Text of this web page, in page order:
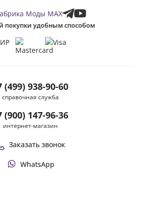
(499) 938-90-60
справочная служба
(900) 147-96-36
интернет-магазин
Заказать звонок
WhatsApp
покупки удобным способом